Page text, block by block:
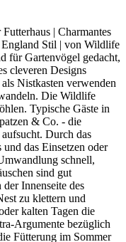
| Charmantes
Stil | von Wildlife
für Gartenvögel gedacht,
cleveren Designs
Nistkasten verwenden
Die Wildlife
Typische Gäste in
& Co. - die
Durch das
das Einsetzen oder
schnell,
sind gut
Innenseite des
zu klettern und
kalten Tagen die
Argumente bezüglich
Fütterung im Sommer